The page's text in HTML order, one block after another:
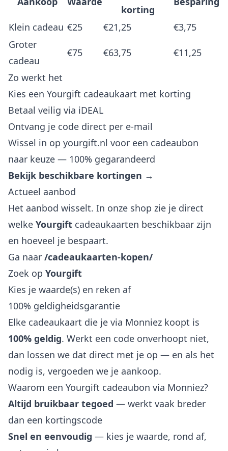
korting
Klein cadeau €25 €21,25
€3,75
Groter
cadeau
€75 €63,75 €11,25
Zo werkt het
Kies een Yourgift cadeaukaart met korting
Betaal veilig via iDEAL
Ontvang je code direct per e-mail
Wissel in op yourgift.nl voor een cadeaubon
naar keuze — 100% gegarandeerd
Bekijk beschikbare kortingen →
Actueel aanbod
Het aanbod wisselt. In onze shop zie je direct
welke Yourgift cadeaukaarten beschikbaar zijn
en hoeveel je bespaart.
Ga naar /cadeaukaarten-kopen/
Zoek op Yourgift
Kies je waarde(s) en reken af
100% geldigheidsgarantie
Elke cadeaukaart die je via Monniez koopt is
100% geldig. Werkt een code onverhoopt niet,
dan lossen we dat direct met je op — en als het
nodig is, vergoeden we je aankoop.
Waarom een Yourgift cadeaubon via Monniez?
Altijd bruikbaar tegoed — werkt vaak breder
dan een kortingscode
Snel en eenvoudig — kies je waarde, rond af,